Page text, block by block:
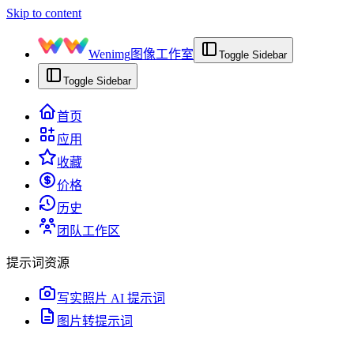
Skip to content
Wenimg图像工作室 Toggle Sidebar
Toggle Sidebar
首页
应用
收藏
价格
历史
团队工作区
提示词资源
写实照片 AI 提示词
图片转提示词